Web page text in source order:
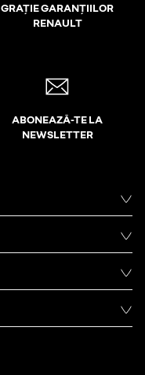
GRAȚIE GARANȚIILOR
RENAULT
ABONEAZĂ-TE LA
NEWSLETTER